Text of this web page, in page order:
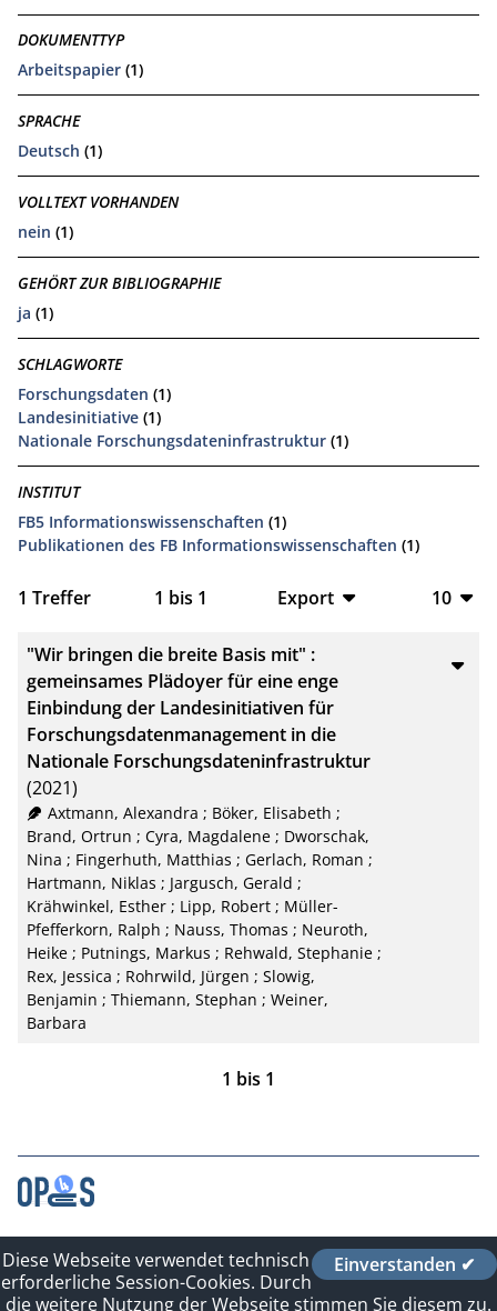
DOKUMENTTYP
Arbeitspapier (1)
SPRACHE
Deutsch (1)
VOLLTEXT VORHANDEN
nein (1)
GEHÖRT ZUR BIBLIOGRAPHIE
ja (1)
SCHLAGWORTE
Forschungsdaten (1)
Landesinitiative (1)
Nationale Forschungsdateninfrastruktur (1)
INSTITUT
FB5 Informationswissenschaften (1)
Publikationen des FB Informationswissenschaften (1)
1 Treffer 1 bis 1
Export
CSV
RIS
XML
10
20
"Wir bringen die breite Basis mit" :
gemeinsames Plädoyer für eine enge
Einbindung der Landesinitiativen für
Forschungsdatenmanagement in die
Nationale Forschungsdateninfrastruktur
(2021)
Axtmann, Alexandra ; Böker, Elisabeth ;
Brand, Ortrun ; Cyra, Magdalene ; Dworschak,
Nina ; Fingerhuth, Matthias ; Gerlach, Roman ;
Hartmann, Niklas ; Jargusch, Gerald ;
Krähwinkel, Esther ; Lipp, Robert ; Müller-
Pfefferkorn, Ralph ; Nauss, Thomas ; Neuroth,
Heike ; Putnings, Markus ; Rehwald, Stephanie ;
Rex, Jessica ; Rohrwild, Jürgen ; Slowig,
Benjamin ; Thiemann, Stephan ; Weiner,
Barbara
1 bis 1
Kontakt
Impressum
Datenschutzerklärung
Einverstanden ✔
Diese Webseite verwendet technisch
erforderliche Session-Cookies. Durch
die weitere Nutzung der Webseite stimmen Sie diesem zu.